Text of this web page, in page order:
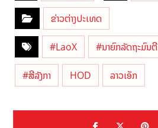
ຂ່າວຕ່າງປະເທດ
#LaoX #ນາຍົກລັດຖະມົນຕີ
#ສີລັງກາ HOD ລາວເອັກ